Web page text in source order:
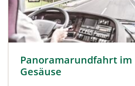
Panoramarundfahrt
Gesäuse